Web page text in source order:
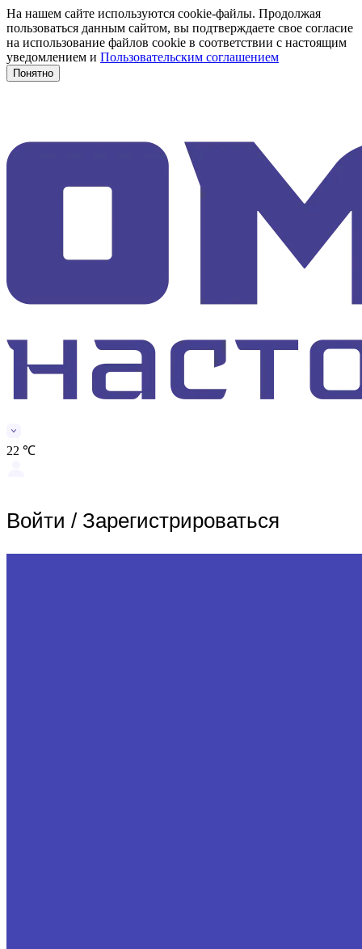
На нашем сайте используются cookie-файлы. Продолжая
пользоваться данным сайтом, вы подтверждаете свое согласие
на использование файлов cookie в соответствии с настоящим
уведомлением и Пользовательским соглашением
Понятно
22 ℃
Войти / Зарегистрироваться